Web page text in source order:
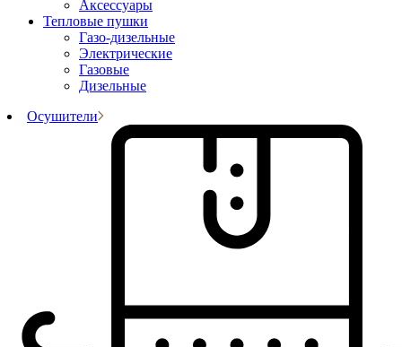
Аксессуары
Тепловые пушки
Газо-дизельные
Электрические
Газовые
Дизельные
Осушители